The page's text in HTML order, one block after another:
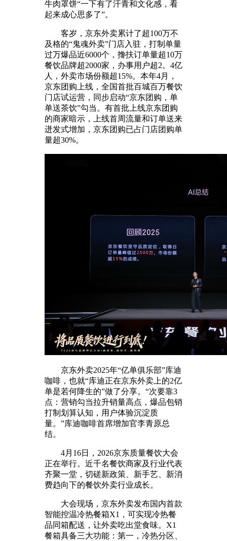
牛肉罩饼“一下有了汗青和文化感，看
起来成心思多了”。
客岁，京东外卖累计了超100万不
及格的“鬼魂外卖”门店入驻，打制单量
过万爆品近6000个，搀扶订单量超10万
餐饮品牌超2000家，办事用户超2。4亿
人，外卖市场份额超15%。本年4月，
京东团购上线，全国首批百城百万餐饮
门店试运营，同步启动“京东团购，单
单送茶饮”勾当。有首批上线京东团购
的商家暗示，上线首周流量和订单送来
迸发式增加，京东团购已占门店团购单
量超30%。
京东外卖2025年“亿单俱乐部”库迪
咖啡，也就“库迪正在京东外卖上的2亿
单是若何降生的”做了分享。“次要靠3
点：营销勾当拉升销量高点，爆品包销
打制划算认知，用户体验沉淀质
量。”库迪咖啡首席增加官李青原总
结。
4月16日，2026京东质量餐饮大会
正在举行。近千名餐饮商家及行业代表
齐聚一堂，切磋新政策、新手艺、新消
费趋向下的餐饮外卖行业成长。
大会现场，京东外卖发布国内首款
智能控温冷热餐箱X1，可实现冷热餐
品同箱配送，让外卖吃出堂食味。X1
餐箱具备三大功能：第一，冷热分区、